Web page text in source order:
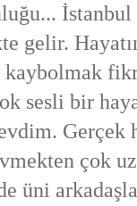
İstanbul
gelir.
kaybolmak
sesli bir
Gerçek
çok
üni